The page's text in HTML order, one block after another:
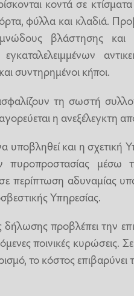
κοντά σε
φύλλα και κλαδιά.
βλάστησης και
συντηρημένοι κήποι.
τη σωστή
η ανεξέλεγκτη
υποβληθεί και η
μέσω
αδυναμίας
Υπηρεσίας.
προβλέπει την
ποινικές κυρώσεις.
το κόστος επιβαρύνει